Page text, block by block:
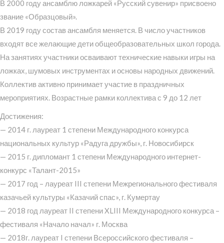
В 2000 году ансамблю ложкарей «Русский сувенир» присвоено
звание «Образцовый».
В 2019 году состав ансамбля меняется. В число участников
входят все желающие дети общеобразовательных школ города.
На занятиях участники осваивают технические навыки игры на
ложках, шумовых инструментах и основы народных движений.
Коллектив активно принимает участие в праздничных
мероприятиях. Возрастные рамки коллектива с 9 до 12 лет
Достижения:
— 2014 г. лауреат 1 степени Международного конкурса
национальных культур «Радуга дружбы», г. Новосибирск
— 2015 г. дипломант 1 степени Международного интернет-
конкурс «Талант-2015»
— 2017 год – лауреат III степени Межрегионального фестиваля
казачьей культуры «Казачий спас», г. Кумертау
— 2018 год лауреат II степени XLIII Международного конкурса –
фестиваля «Начало начал» г. Москва
— 2018г. лауреат I степени Всероссийского фестиваля –